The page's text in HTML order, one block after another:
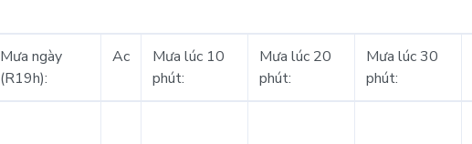
Mưa ngày
(R19h):
Ac
Mưa lúc 10
phút:
Mưa lúc 20
phút:
Mưa lúc 30
phút: